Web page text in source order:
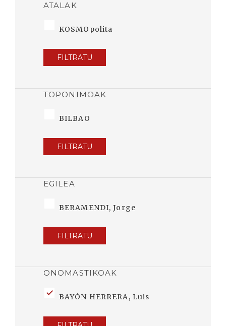
ATALAK
KOSMOpolita
FILTRATU
TOPONIMOAK
BILBAO
FILTRATU
EGILEA
BERAMENDI, Jorge
FILTRATU
ONOMASTIKOAK
BAYÓN HERRERA, Luis